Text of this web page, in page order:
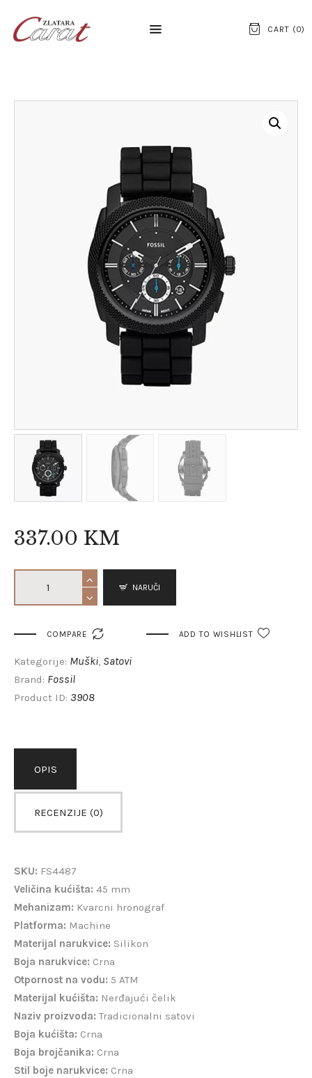
CART (0)
NASLOVNA
KONTAKT
SATOVI
SREBRNI NAKIT
ZLATNI NAKIT
337.00 KM
NARUČI
COMPARE  ADD TO WISHLIST
Kategorije: Muški, Satovi
Brand: Fossil
Product ID: 3908
OPIS
RECENZIJE (0)
SKU: FS4487
Veličina kućišta: 45 mm
Mehanizam: Kvarcni hronograf
Platforma: Machine
Materijal narukvice: Silikon
Boja narukvice: Crna
Otpornost na vodu: 5 ATM
Materijal kućišta: Nerđajući čelik
Naziv proizvoda: Tradicionalni satovi
Boja kućišta: Crna
Boja brojčanika: Crna
Stil boje narukvice: Crna